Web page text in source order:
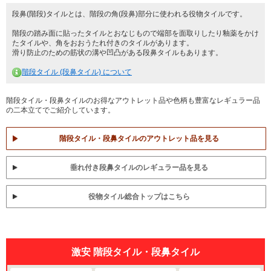
段鼻(階段)タイルとは、階段の角(段鼻)部分に使われる役物タイルです。
階段の踏み面に貼ったタイルとおなじもので端部を面取りしたり釉薬をかけ
たタイルや、角をおおうたれ付きのタイルがあります。
滑り防止のための筋状の溝や凹凸がある段鼻タイルもあります。
階段タイル (段鼻タイル) について
階段タイル・段鼻タイルのお得なアウトレット品や色柄も豊富なレギュラー品
の二本立てでご紹介しています。
階段タイル・段鼻タイルのアウトレット品を見る
垂れ付き段鼻タイルのレギュラー品を見る
役物タイル総合トップはこちら
激安 階段タイル・段鼻タイル